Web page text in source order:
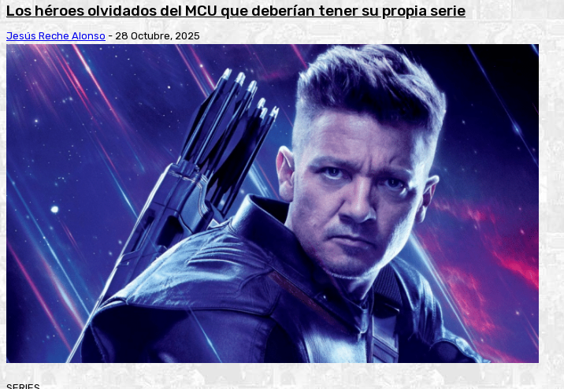
Los héroes olvidados del MCU que deberían tener su propia serie
Jesús Reche Alonso - 28 Octubre, 2025